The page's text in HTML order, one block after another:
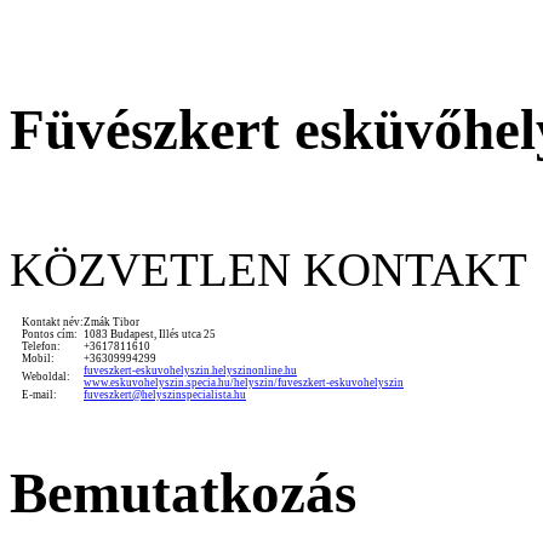
Füvészkert
KÖZVETLEN KONTAKT
Kontakt név:Zmák Tibor
Pontos cím:
1083 Budapest, Illés utca 25
Telefon:
+3617811610
Mobil:
+36309994299
Weboldal:
fuveszkert-eskuvohelyszin.helyszinonline.hu
www.eskuvohelyszin.specia.hu/helyszin/fuveszkert-eskuvohelyszin
E-mail:
fuveszkert@helyszinspecialista.hu
Bemutatkozás